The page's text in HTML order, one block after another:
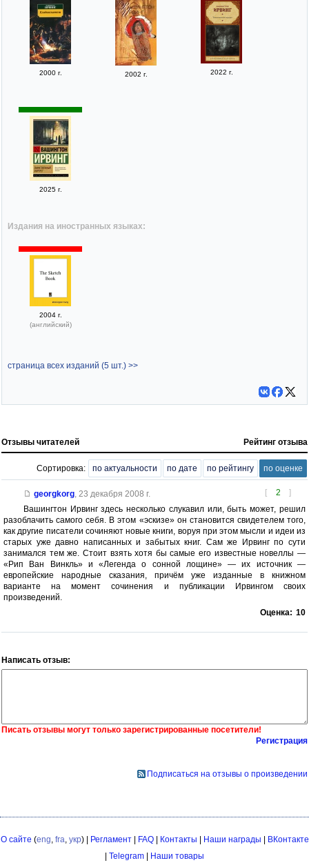
2000 г. 2002 г. 2022 г.
2025 г.
Издания на иностранных языках:
2004 г.
(английский)
страница всех изданий (5 шт.) >>
Отзывы читателей Рейтинг отзыва
Сортировка: по актуальности по дате по рейтингу по оценке
[ 2 ]
georgkorg, 23 декабря 2008 г.
Вашингтон Ирвинг здесь несколько слукавил или, быть может, решил
разоблачить самого себя. В этом «эскизе» он становится свидетелем того,
как другие писатели сочиняют новые книги, воруя при этом мысли и идеи из
старых уже давно написанных и забытых книг. Сам же Ирвинг по сути
занимался тем же. Стоит взять хотя бы самые его известные новеллы —
«Рип Ван Винкль» и «Легенда о сонной лощине» — их источник —
европейские народные сказания, причём уже изданные в книжном
варианте на момент сочинения и публикации Ирвингом своих
произведений.
Оценка: 10
Написать отзыв:
Писать отзывы могут только зарегистрированные посетители!
Регистрация
Подписаться на отзывы о произведении
О сайте (eng fra укр) | Регламент| FAQ| Контакты | Наши награды | ВКонтакте
| Telegram | Наши товары